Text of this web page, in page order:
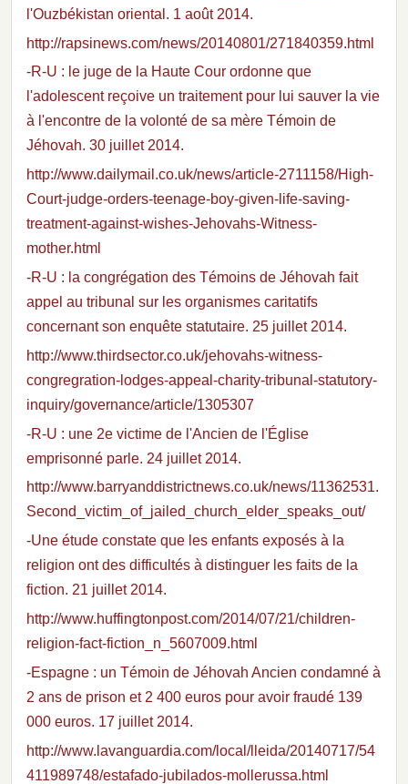
l'Ouzbékistan oriental. 1 août 2014.
http://rapsinews.com/news/20140801/271840359.html
-R-U : le juge de la Haute Cour ordonne que
l'adolescent reçoive un traitement pour lui sauver la vie
à l'encontre de la volonté de sa mère Témoin de
Jéhovah. 30 juillet 2014.
http://www.dailymail.co.uk/news/article-2711158/High-
Court-judge-orders-teenage-boy-given-life-saving-
treatment-against-wishes-Jehovahs-Witness-
mother.html
-R-U : la congrégation des Témoins de Jéhovah fait
appel au tribunal sur les organismes caritatifs
concernant son enquête statutaire. 25 juillet 2014.
http://www.thirdsector.co.uk/jehovahs-witness-
congregration-lodges-appeal-charity-tribunal-statutory-
inquiry/governance/article/1305307
-R-U : une 2e victime de l'Ancien de l'Église
emprisonné parle. 24 juillet 2014.
http://www.barryanddistrictnews.co.uk/news/11362531.
Second_victim_of_jailed_church_elder_speaks_out/
-Une étude constate que les enfants exposés à la
religion ont des difficultés à distinguer les faits de la
fiction. 21 juillet 2014.
http://www.huffingtonpost.com/2014/07/21/children-
religion-fact-fiction_n_5607009.html
-Espagne : un Témoin de Jéhovah Ancien condamné à
2 ans de prison et 2 400 euros pour avoir fraudé 139
000 euros. 17 juillet 2014.
http://www.lavanguardia.com/local/lleida/20140717/54
411989748/estafado-jubilados-mollerussa.html